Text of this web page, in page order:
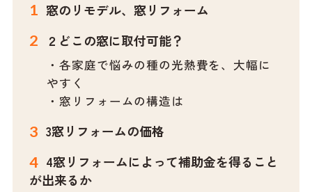
窓のリモデル、窓リフォーム
２どこの窓に取付可能？
・各家庭で悩みの種の光熱費を、大幅に
やすく
・窓リフォームの構造は
3窓リフォームの価格
4窓リフォームによって補助金を得ること
が出来るか